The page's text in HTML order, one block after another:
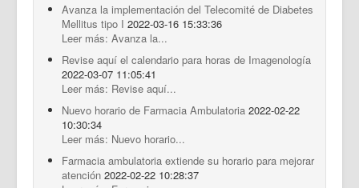
Avanza la implementación del Telecomité de Diabetes
Mellitus tipo I 2022-03-16 15:33:36
Leer más: Avanza la...
Revise aquí el calendario para horas de Imagenología
2022-03-07 11:05:41
Leer más: Revise aquí...
Nuevo horario de Farmacia Ambulatoria 2022-02-22
10:30:34
Leer más: Nuevo horario...
Farmacia ambulatoria extiende su horario para mejorar
atención 2022-02-22 10:28:37